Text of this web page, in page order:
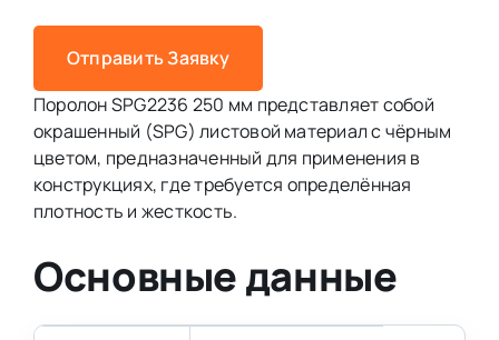
Отправить Заявку
Поролон SPG2236 250 мм представляет собой
окрашенный (SPG) листовой материал с чёрным
цветом, предназначенный для применения в
конструкциях, где требуется определённая
плотность и жесткость.
Основные данные